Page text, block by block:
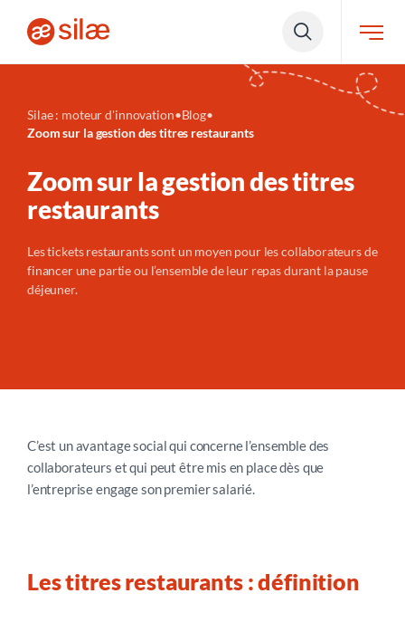
Silae : moteur d'innovation•Blog•
Zoom sur la gestion des titres restaurants
Zoom sur la gestion des titres
restaurants
Lesticketsrestaurantssont un moyen pour les collaborateurs de
financer une partie ou l’ensemble de leur repas durant la pause
déjeuner.
C’est un avantage social qui concerne l’ensemble des
collaborateurs et qui peut être mis en place dès que
l’entreprise engage son premier salarié.
Les titres restaurants : définition